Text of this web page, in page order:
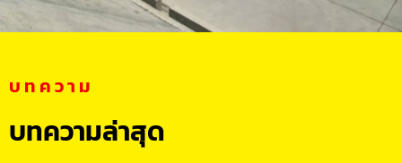
บทความ
บทความล่าสุด